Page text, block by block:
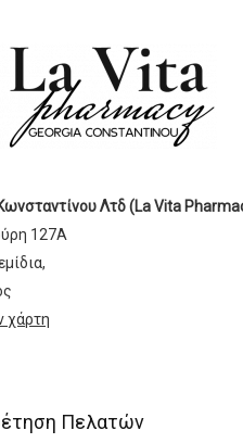
Λτδ (La Vita
127Α
χάρτη
Πελατών